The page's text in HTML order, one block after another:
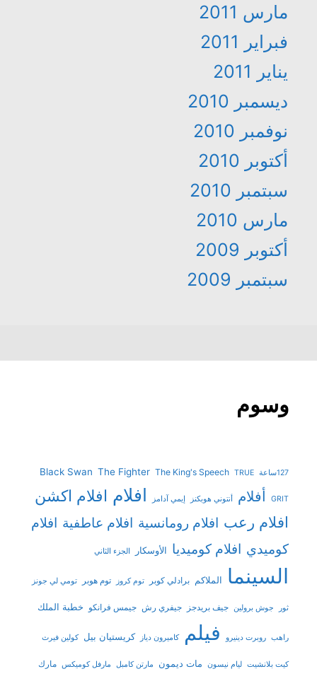
مارس 2011
فبراير 2011
يناير 2011
ديسمبر 2010
نوفمبر 2010
أكتوبر 2010
سبتمبر 2010
مارس 2010
أكتوبر 2009
سبتمبر 2009
وسوم
127ساعة Black Swan The Fighter The King's Speech TRUE
GRIT أفلام أنتوني هوبكنز إيمي آدامز افلام افلام اكشن
افلام رعب افلام رومانسية افلام عاطفية افلام
كوميدي افلام كوميديا الأوسكار الجزء الثاني
السينما الملاكم برادلي كوبر توم كروز توم هوبر تومي لي جونز
ثور جوش برولين جيف بريدجز جيفري رش جيمس فرانكو خطبة الملك
راهب روبرت دينيرو فيلم كاميرون دياز كريستيان بيل كولين فيرث
كيت بلانشيت ليام نيسون مات ديمون مارتن كامبل مارفل كوميكس مارك